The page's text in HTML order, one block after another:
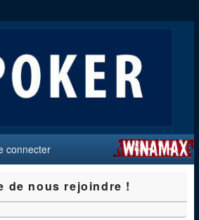
connecter
de nous rejoindre !